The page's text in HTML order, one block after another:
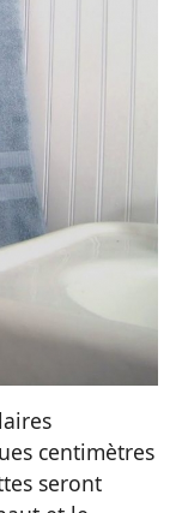
centimètres
seront